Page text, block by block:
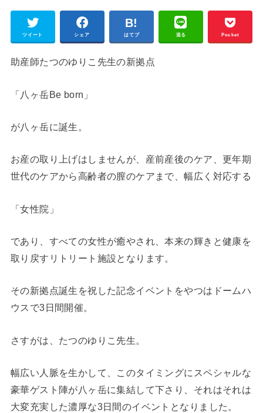
ツイート シェア はてブ 送る Pocket
助産師たつのゆりこ先生の新拠点
「八ヶ岳Be born」
が八ヶ岳に誕生。
お産の取り上げはしませんが、産前産後のケア、更年期
世代のケアから高齢者の膣のケアまで、幅広く対応する
「女性院」
であり、すべての女性が癒やされ、本来の輝きと健康を
取り戻すリトリート施設となります。
その新拠点誕生を祝した記念イベントをやつはドームハ
ウスで3日間開催。
さすがは、たつのゆりこ先生。
幅広い人脈を生かして、このタイミングにスペシャルな
豪華ゲスト陣が八ヶ岳に集結して下さり、それはそれは
大変充実した濃厚な3日間のイベントとなりました。